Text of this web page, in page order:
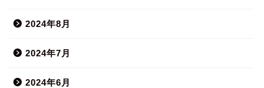
2024年8月
2024年7月
2024年6月